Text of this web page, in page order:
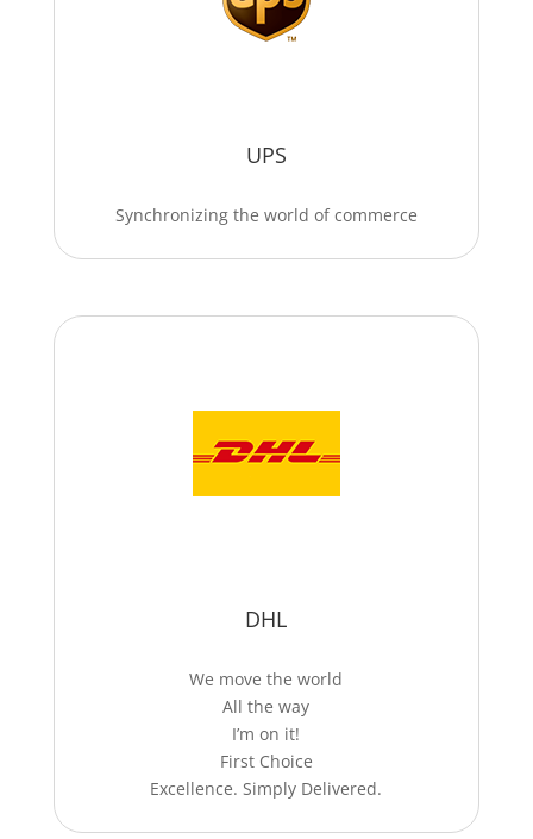
UPS
Synchronizing the world of commerce
DHL
We move the world
All the way
I’m on it!
First Choice
Excellence. Simply Delivered.